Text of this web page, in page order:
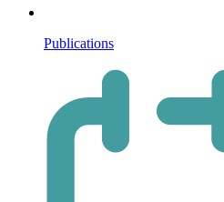
Publications